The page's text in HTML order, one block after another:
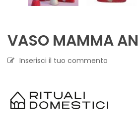
VASO MAMMA
Inserisci il tuo commento